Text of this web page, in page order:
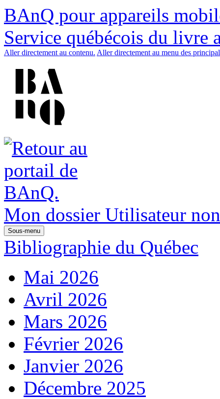
BAnQ pour appareils
Service québécois du livre
Aller directement au contenu. Aller directement au menu des
Mon dossier Utilisateur
Sous-menu
Bibliographie du Québec
Mai 2026
Avril 2026
Mars 2026
Février 2026
Janvier 2026
Décembre 2025